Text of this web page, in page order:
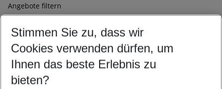
Angebote filtern
Ändern Sie Ihre Kriterien nach Ihren Wünschen
Abflughafen wählen
Beliebiger Abflughafen
Reisezeitraum wählen
10.08.26– 08.08.27 5-8 Nächte
Stimmen Sie zu, dass wir
Cookies verwenden dürfen, um
Ihnen das beste Erlebnis zu
bieten?